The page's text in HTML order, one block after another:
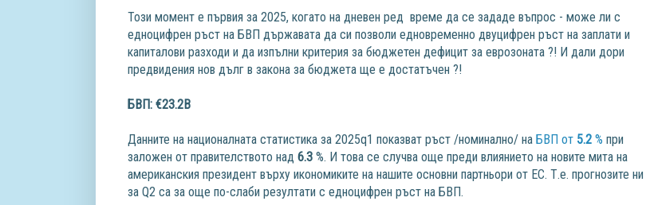
Този момент е първия за 2025, когато на дневен ред време да се зададе въпрос - може ли с
едноцифрен ръст на БВП държавата да си позволи едновременно двуцифрен ръст на заплати и
капиталови разходи и да изпълни критерия за бюджетен дефицит за еврозоната ?! И дали дори
предвидения нов дълг в закона за бюджета ще е достатъчен ?!
БВП: €23.2B
Данните на националната статистика за 2025q1 показват ръст /номинално/ на БВП от 5.2 % при
заложен от правителството над 6.3 %. И това се случва още преди влиянието на новите мита на
американския президент върху икономиките на нашите основни партньори от ЕС. Т.е. прогнозите ни
за Q2 са за още по-слаби резултати с едноцифрен ръст на БВП.